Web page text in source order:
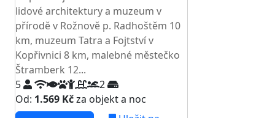
lidové architektury a muzeum v
přírodě v Rožnově p. Radhoštěm 10
km, muzeum Tatra a Fojtství v
Kopřivnici 8 km, malebné městečko
Štramberk 12...
5
2
Od: 1.569 Kčza objekt a noc